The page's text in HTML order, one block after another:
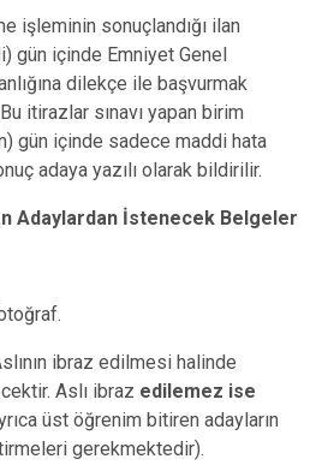
sonuçlandığı ilan
gün içinde Emniyet Genel
dilekçe ile başvurmak
itirazlar sınavı yapan birim
gün içinde sadece maddi hata
adaya yazılı olarak bildirilir.
İstenecek Belgeler
ibraz edilmesi halinde
Aslı ibraz edilemez ise
üst öğrenim bitiren adayların
gerekmektedir).